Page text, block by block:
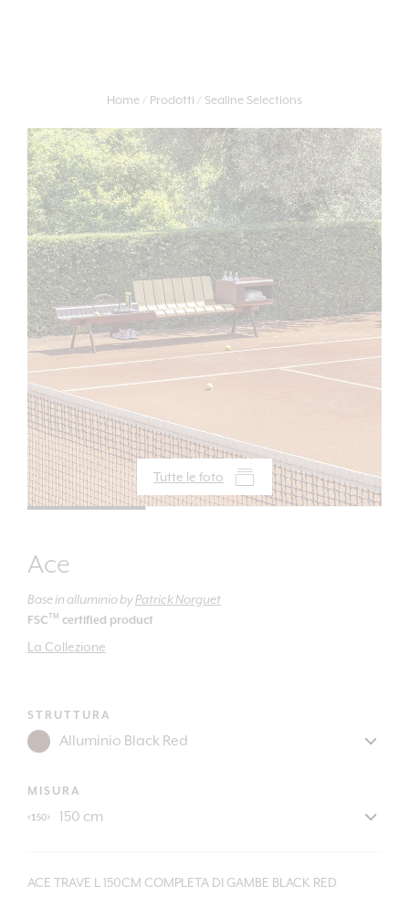
Home Prodotti Sealine Selections
Tutte le foto
Ace
Base in alluminiobyPatrick Norguet
FSC TM certified product
La Collezione
STRUTTURA
MISURA
ACE TRAVE L 150CM COMPLETA DI GAMBE BLACK RED